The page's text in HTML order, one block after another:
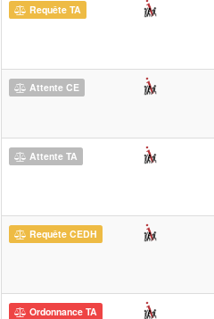
Requête TA
Attente CE
Attente TA
Requête CEDH
Ordonnance TA